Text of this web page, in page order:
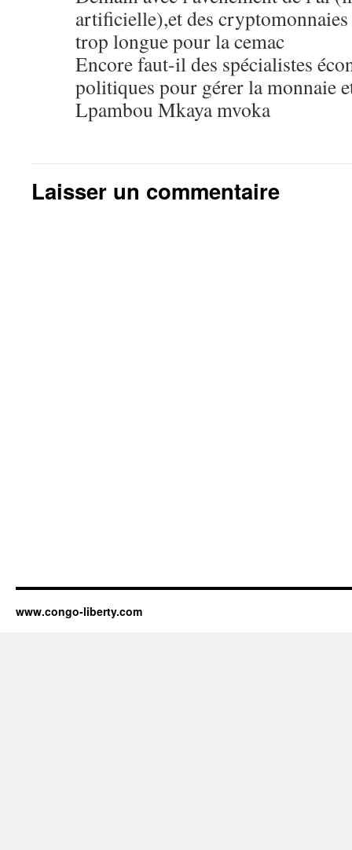
artificielle),et des
trop longue pour la cemac
Encore faut-il des spécialistes
politiques pour gérer la monnaie
Lpambou Mkaya mvoka
Laisser un commentaire
www.congo-liberty.com